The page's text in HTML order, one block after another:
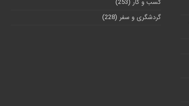
کسب و کار (253)
گردشگری و سفر (228)